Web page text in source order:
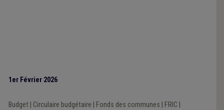
1er Février 2026
Budget| Circulaire budgétaire Fonds des communes FRIC